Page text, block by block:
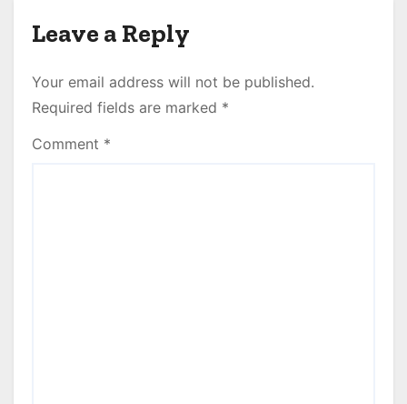
Leave a Reply
Your email address will not be published.
Required fields are marked *
Comment *